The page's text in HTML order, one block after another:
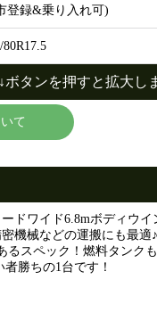
登録&乗り入れ可)
タンを押すと拡大し
て
ドワイド6.8mボディウイ
機械などの運搬にも最適♪
るスペック！燃料タンクも
勝ちの1台です！